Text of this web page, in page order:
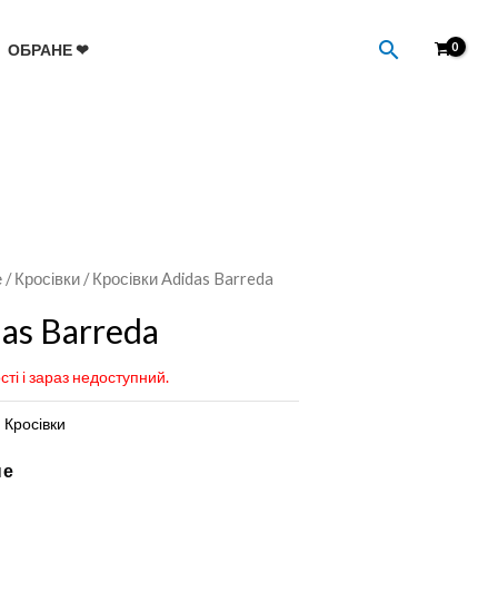
ОБРАНЕ ❤ Пошук
/Кросівки / Кросівки Adidas Barreda
Barreda
і зараз недоступний.
Кросівки